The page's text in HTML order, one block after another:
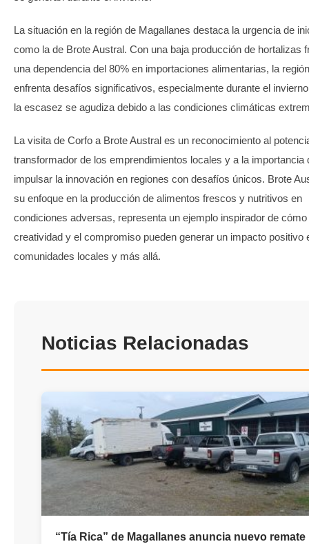
La situación en la región de Magallanes destaca la urgencia de
como la de Brote Austral. Con una baja producción de hortalizas
una dependencia del 80% en importaciones alimentarias, la región
enfrenta desafíos significativos, especialmente durante el
la escasez se agudiza debido a las condiciones climáticas
La visita de Corfo a Brote Austral es un reconocimiento al
transformador de los emprendimientos locales y a la importancia
impulsar la innovación en regiones con desafíos únicos. Brote
su enfoque en la producción de alimentos frescos y nutritivos en
condiciones adversas, representa un ejemplo inspirador de cómo
creatividad y el compromiso pueden generar un impacto positivo
comunidades locales y más allá.
Noticias Relacionadas
“Tía Rica” de Magallanes anuncia nuevo remate